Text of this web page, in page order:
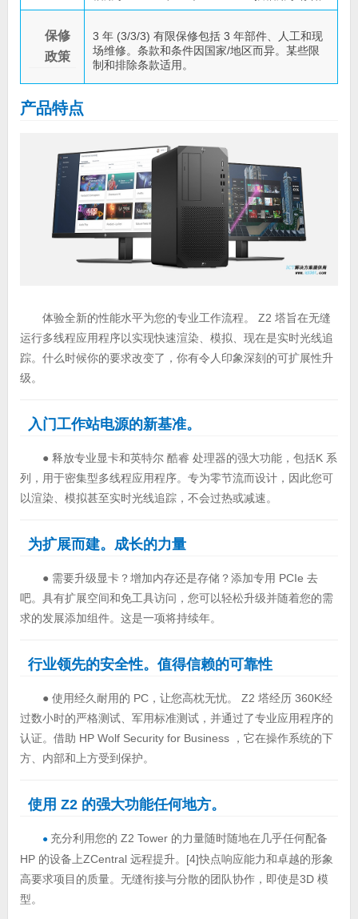
保修
政策
3 年 (3/3/3) 有限保修包括 3 年部件、人工和现
场维修。条款和条件因国家/地区而异。某些限
制和排除条款适用。
产品特点
体验全新的性能水平为您的专业工作流程。 Z2 塔旨在无缝
运行多线程应用程序以实现快速渲染、模拟、现在是实时光线追
踪。什么时候你的要求改变了，你有令人印象深刻的可扩展性升
级。
入门工作站电源的新基准。
● 释放专业显卡和英特尔 酷睿 处理器的强大功能，包括K 系
列，用于密集型多线程应用程序。专为零节流而设计，因此您可
以渲染、模拟甚至实时光线追踪，不会过热或减速。
为扩展而建。成长的力量
● 需要升级显卡？增加内存还是存储？添加专用 PCIe 去
吧。具有扩展空间和免工具访问，您可以轻松升级并随着您的需
求的发展添加组件。这是一项将持续年。
行业领先的安全性。值得信赖的可靠性
● 使用经久耐用的 PC，让您高枕无忧。 Z2 塔经历 360K经
过数小时的严格测试、军用标准测试，并通过了专业应用程序的
认证。借助 HP Wolf Security for Business ，它在操作系统的下
方、内部和上方受到保护。
使用 Z2 的强大功能任何地方。
● 充分利用您的 Z2 Tower 的力量随时随地在几乎任何配备
HP 的设备上ZCentral 远程提升。[4]快点响应能力和卓越的形象
高要求项目的质量。无缝衔接与分散的团队协作，即使是3D 模
型。